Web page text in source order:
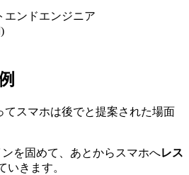
エンドエンジニア
てスマホは後でと提案された場面
ンを固めて、あとからスマホへレス
いきます。